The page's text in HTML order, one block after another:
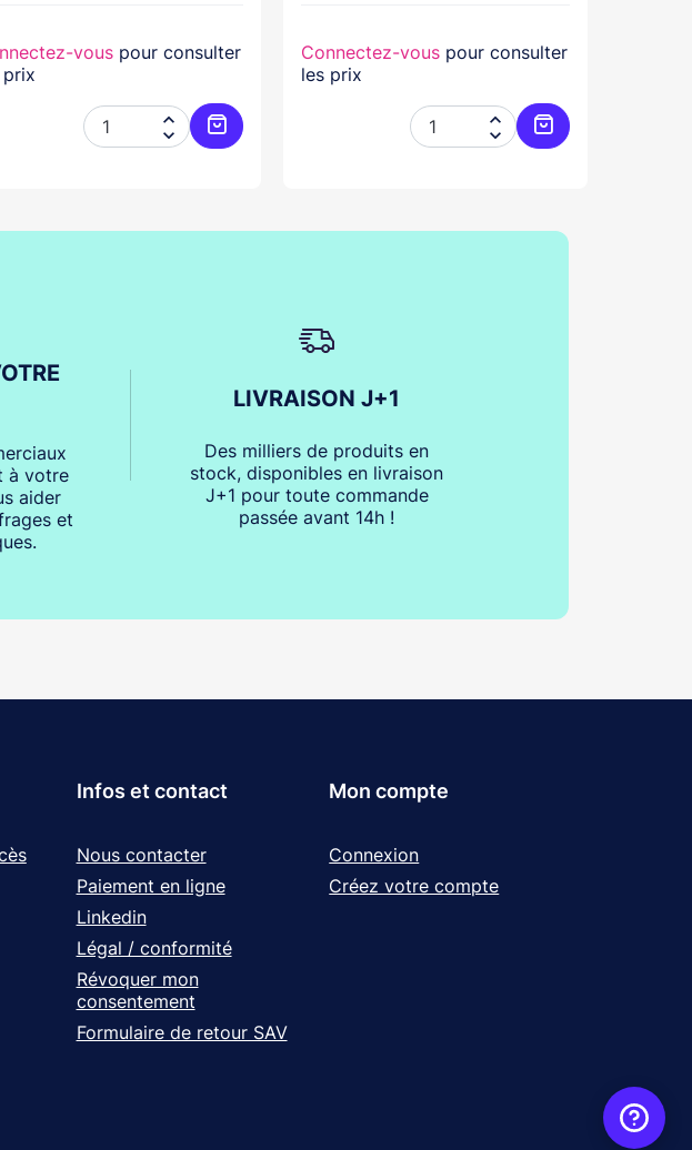
vous pour consulter
prix


Ajouter au panier
Connectez-vous pour consulter
les prix


Ajouter au panier
à votre
aider
et
LIVRAISON J+1
Des milliers de produits en
stock, disponibles en livraison
J+1 pour toute commande
passée avant 14h !
Infos et contact
Nous contacter
Paiement en ligne
Linkedin
Légal / conformité
Révoquer mon
consentement
Formulaire de retour SAV
Mon compte
Connexion
Créez votre compte